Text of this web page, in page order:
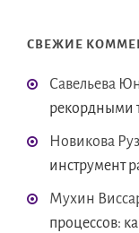
СВЕЖИЕ
Савельева
рекордными
Новикова
инструмент
Мухин
процессов: